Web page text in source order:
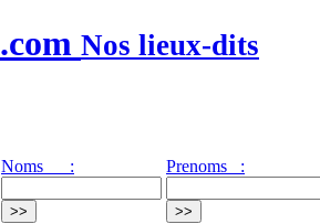
Nos lieux-dits
Noms : Prenoms :